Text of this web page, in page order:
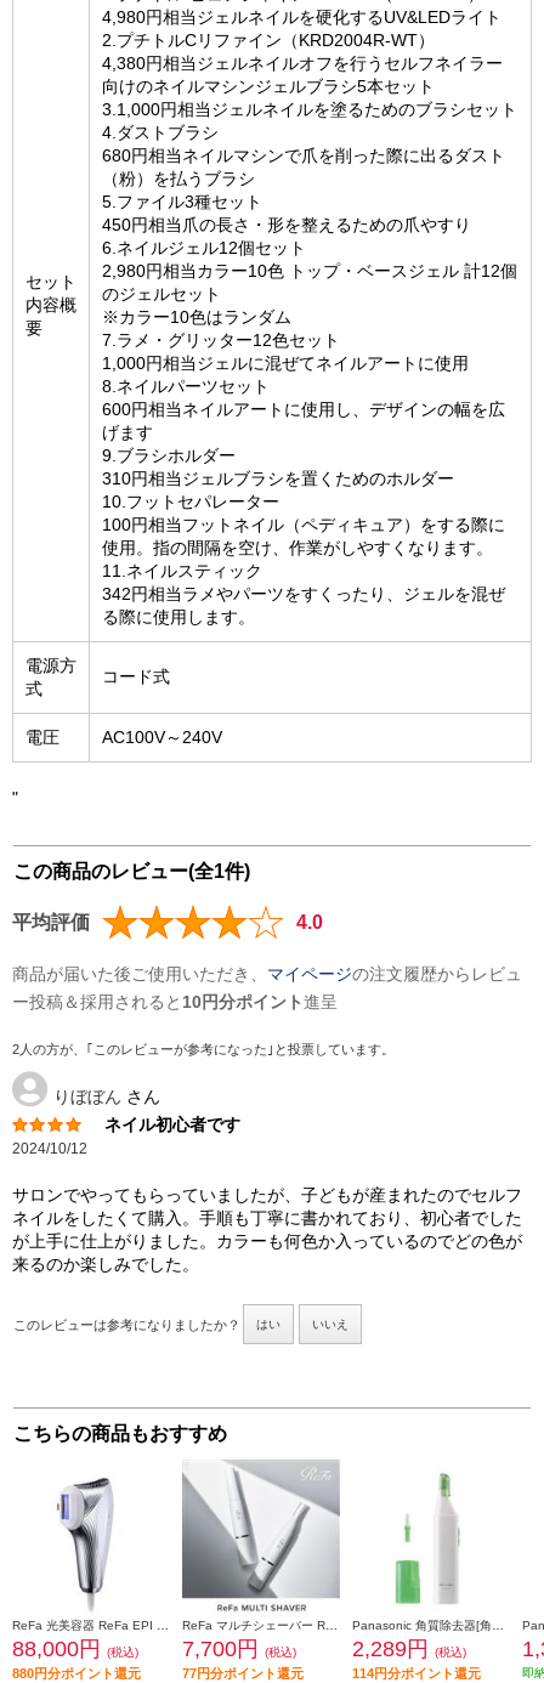
セット
内容概
要
4,980円相当ジェルネイルを硬化するUV&LEDライト
2.プチトルCリファイン（KRD2004R-WT）
4,380円相当ジェルネイルオフを行うセルフネイラー
向けのネイルマシンジェルブラシ5本セット
3.1,000円相当ジェルネイルを塗るためのブラシセット
4.ダストブラシ
680円相当ネイルマシンで爪を削った際に出るダスト
（粉）を払うブラシ
5.ファイル3種セット
450円相当爪の長さ・形を整えるための爪やすり
6.ネイルジェル12個セット
2,980円相当カラー10色 トップ・ベースジェル 計12個
のジェルセット
※カラー10色はランダム
7.ラメ・グリッター12色セット
1,000円相当ジェルに混ぜてネイルアートに使用
8.ネイルパーツセット
600円相当ネイルアートに使用し、デザインの幅を広
げます
9.ブラシホルダー
310円相当ジェルブラシを置くためのホルダー
10.フットセパレーター
100円相当フットネイル（ペディキュア）をする際に
使用。指の間隔を空け、作業がしやすくなります。
11.ネイルスティック
342円相当ラメやパーツをすくったり、ジェルを混ぜ
る際に使用します。
電源方
式
コード式
電圧 AC100V～240V
"
この商品のレビュー(全1件)
平均評価 4.0
商品が届いた後ご使用いただき、 マイページの注文履歴からレビュ
ー投稿＆採用されると 10円分ポイント進呈
2人の方が、｢このレビューが参考になった｣と投票しています。
りぼぼん さん
ネイル初心者です
2024/10/12
サロンでやってもらっていましたが、子どもが産まれたのでセルフ
ネイルをしたくて購入。手順も丁寧に書かれており、初心者でした
が上手に仕上がりました。カラーも何色か入っているのでどの色が
来るのか楽しみでした。
このレビューは参考になりましたか？ はい いいえ
こちらの商品もおすすめ
88,000円 (税込)
880円分ポイント還元
7,700円 (税込)
77円分ポイント還元
2,289円 (税込)
114円分ポイント還元 即